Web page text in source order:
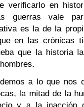
verificarlo en
guerras vale
es la de la
en las crónicas
que la historia
a lo que nos
la mitad de la